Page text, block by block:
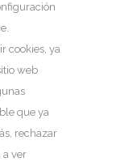
cookies, ya
web
que ya
rechazar
a ver